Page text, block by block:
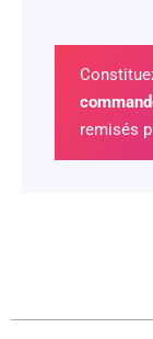
remisés